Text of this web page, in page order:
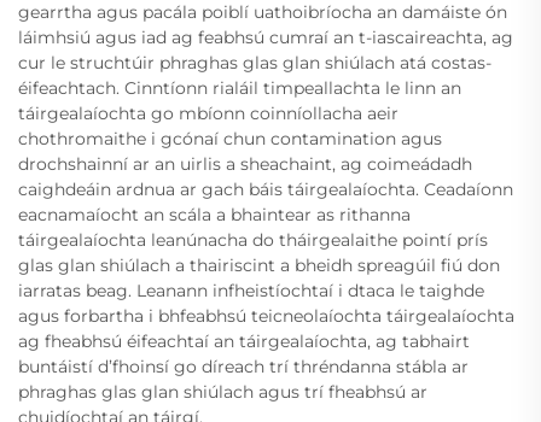
gearrtha agus pacála poiblí uathoibríocha an damáiste ón
láimhsiú agus iad ag feabhsú cumraí an t-iascaireachta, ag
cur le struchtúir phraghas glas glan shiúlach atá costas-
éifeachtach. Cinntíonn rialáil timpeallachta le linn an
táirgealaíochta go mbíonn coinníollacha aeir
chothromaithe i gcónaí chun contamination agus
drochshainní ar an uirlis a sheachaint, ag coimeádadh
caighdeáin ardnua ar gach báis táirgealaíochta. Ceadaíonn
eacnamaíocht an scála a bhaintear as rithanna
táirgealaíochta leanúnacha do tháirgealaithe pointí prís
glas glan shiúlach a thairiscint a bheidh spreagúil fiú don
iarratas beag. Leanann infheistíochtaí i dtaca le taighde
agus forbartha i bhfeabhsú teicneolaíochta táirgealaíochta
ag fheabhsú éifeachtaí an táirgealaíochta, ag tabhairt
buntáistí d’fhoinsí go díreach trí thréndanna stábla ar
phraghas glas glan shiúlach agus trí fheabhsú ar
chuidíochtaí an táirgí.